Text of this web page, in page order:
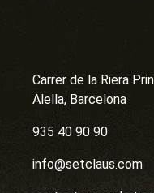
Carrer de la Riera
Alella, Barcelona
935 40 90 90
info@setclaus.com